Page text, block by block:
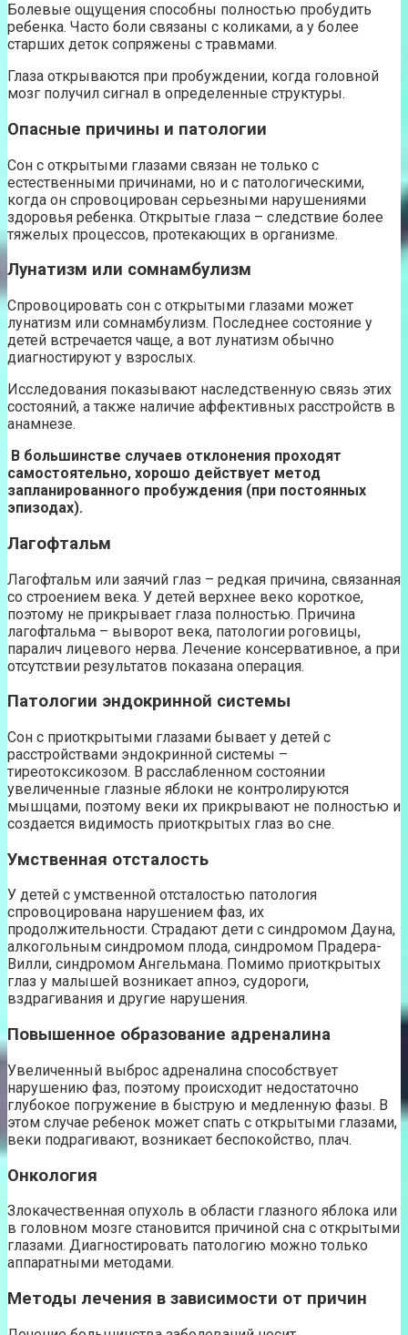
Болевые ощущения способны полностью пробудить
ребенка. Часто боли связаны с коликами, а у более
старших деток сопряжены с травмами.
Глаза открываются при пробуждении, когда головной
мозг получил сигнал в определенные структуры.
Опасные причины и патологии
Сон с открытыми глазами связан не только с
естественными причинами, но и с патологическими,
когда он спровоцирован серьезными нарушениями
здоровья ребенка. Открытые глаза – следствие более
тяжелых процессов, протекающих в организме.
Лунатизм или сомнамбулизм
Спровоцировать сон с открытыми глазами может
лунатизм или сомнамбулизм. Последнее состояние у
детей встречается чаще, а вот лунатизм обычно
диагностируют у взрослых.
Исследования показывают наследственную связь этих
состояний, а также наличие аффективных расстройств в
анамнезе.
В большинстве случаев отклонения проходят
самостоятельно, хорошо действует метод
запланированного пробуждения (при постоянных
эпизодах).
Лагофтальм
Лагофтальм или заячий глаз – редкая причина, связанная
со строением века. У детей верхнее веко короткое,
поэтому не прикрывает глаза полностью. Причина
лагофтальма – выворот века, патологии роговицы,
паралич лицевого нерва. Лечение консервативное, а при
отсутствии результатов показана операция.
Патологии эндокринной системы
Сон с приоткрытыми глазами бывает у детей с
расстройствами эндокринной системы –
тиреотоксикозом. В расслабленном состоянии
увеличенные глазные яблоки не контролируются
мышцами, поэтому веки их прикрывают не полностью и
создается видимость приоткрытых глаз во сне.
Умственная отсталость
У детей с умственной отсталостью патология
спровоцирована нарушением фаз, их
продолжительности. Страдают дети с синдромом Дауна,
алкогольным синдромом плода, синдромом Прадера-
Вилли, синдромом Ангельмана. Помимо приоткрытых
глаз у малышей возникает апноэ, судороги,
вздрагивания и другие нарушения.
Повышенное образование адреналина
Увеличенный выброс адреналина способствует
нарушению фаз, поэтому происходит недостаточно
глубокое погружение в быструю и медленную фазы. В
этом случае ребенок может спать с открытыми глазами,
веки подрагивают, возникает беспокойство, плач.
Онкология
Злокачественная опухоль в области глазного яблока или
в головном мозге становится причиной сна с открытыми
глазами. Диагностировать патологию можно только
аппаратными методами.
Методы лечения в зависимости от причин